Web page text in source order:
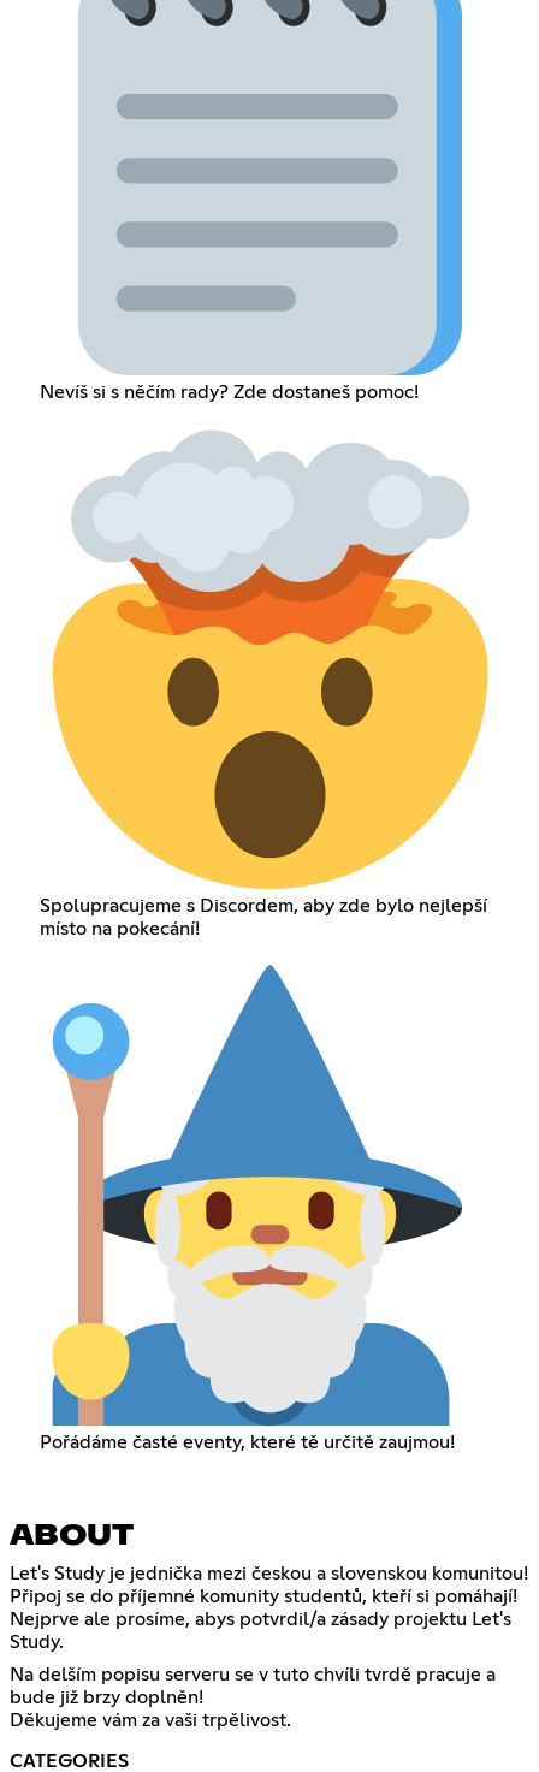
Nevíš si s něčím rady? Zde dostaneš pomoc!
Spolupracujeme s Discordem, aby zde bylo nejlepší
místo na pokecání!
Pořádáme časté eventy, které tě určitě zaujmou!
ABOUT
Let's Study je jednička mezi českou a slovenskou komunitou!
Připoj se do příjemné komunity studentů, kteří si pomáhají!
Nejprve ale prosíme, abys potvrdil/a zásady projektu Let's
Study.
Na delším popisu serveru se v tuto chvíli tvrdě pracuje a
bude již brzy doplněn!
Děkujeme vám za vaši trpělivost.
CATEGORIES